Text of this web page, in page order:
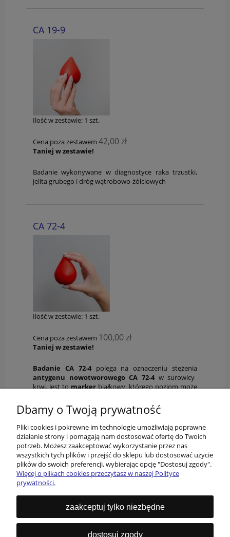
CA 19-9
Ilość w zestawie: 1 szt.
Cena poza zestawem 42,00 zł
Taniej w zestawie!
Badanie wykonywane w diagnostyce raka trzustki,
jelita grubego i dróg wątrobowo-żółciowych
CA 72-4
Ilość w zestawie: 1 szt.
Cena poza zestawem 100,00 zł
Taniej w zestawie!
Badanie CA 72-4polega na oznaczeniu stężenia
antygenu nowotworowego CA 72-4 w surowicy
krwi. Jest tomarkerbiałkowy, którego poziom może
szczególnie w obrębie
przewodu pokarmowego i
jajników.
O nas
Informacje
Dbamy o Twoją prywatność
Pliki cookies i pokrewne im technologie umożliwiają poprawne
działanie strony i pomagają nam dostosować ofertę do Twoich
potrzeb. Możesz zaakceptować wykorzystanie przez nas
wszystkich tych plików i przejść do sklepu lub dostosować użycie
plików do swoich preferencji, wybierając opcję "Dostosuj zgody".
Więcej o plikach cookies przeczytasz w naszej Polityce
prywatności.
zaakceptuj tylko niezbędne
dostosuj zgody